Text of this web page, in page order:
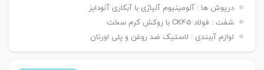
درپوش ها : آلومینیوم آلیاژی با آبکاری آنودایز
شفت : فولاد CK45 با روکش کرم سخت
لوازم آببندی : لاستیک ضد روغن و پلی اورتان